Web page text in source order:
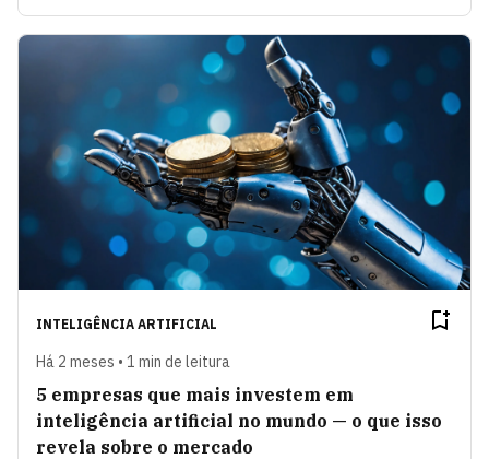
INTELIGÊNCIA ARTIFICIAL
Há 2 meses • 1 min de leitura
5 empresas que mais investem em
inteligência artificial no mundo — o que isso
revela sobre o mercado